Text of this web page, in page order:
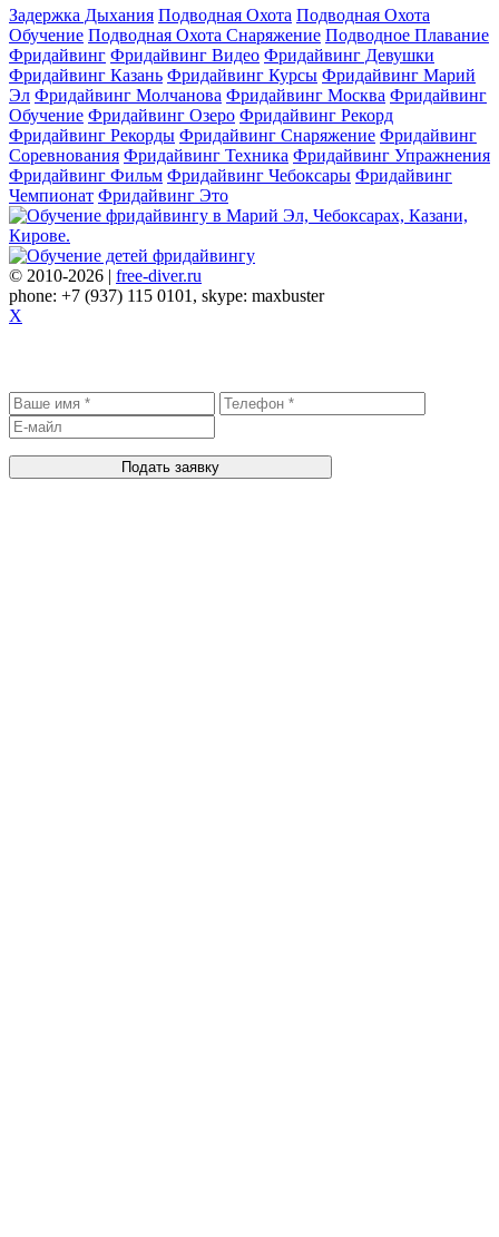
Задержка Дыхания Подводная Охота Подводная Охота
Обучение Подводная Охота Снаряжение Подводное Плавание
Фридайвинг Фридайвинг Видео Фридайвинг Девушки
Фридайвинг Казань Фридайвинг Курсы Фридайвинг Марий
Эл Фридайвинг Молчанова Фридайвинг Москва Фридайвинг
Обучение Фридайвинг Озеро Фридайвинг Рекорд
Фридайвинг Рекорды Фридайвинг Снаряжение Фридайвинг
Соревнования Фридайвинг Техника Фридайвинг Упражнения
Фридайвинг Фильм Фридайвинг Чебоксары Фридайвинг
Чемпионат Фридайвинг Это
© 2010-2026 | free-diver.ru
phone: +7 (937) 115 0101, skype: maxbuster
X